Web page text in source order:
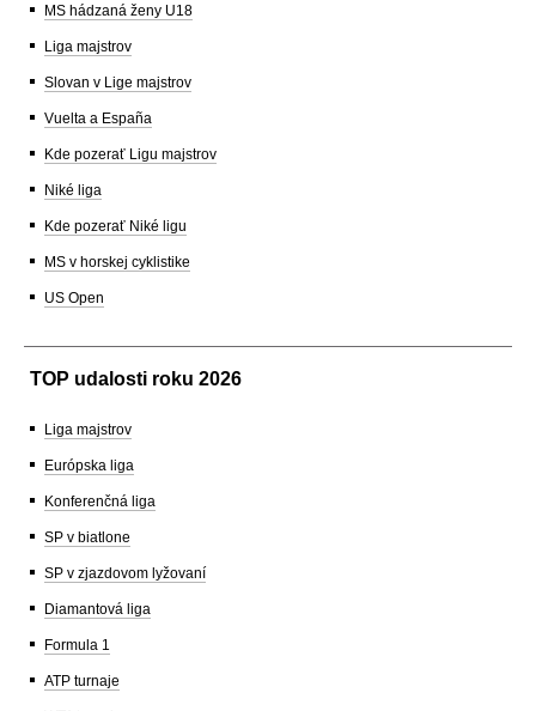
MS hádzaná ženy U18
Liga majstrov
Slovan v Lige majstrov
Vuelta a España
Kde pozerať Ligu majstrov
Niké liga
Kde pozerať Niké ligu
MS v horskej cyklistike
US Open
TOP udalosti roku 2026
Liga majstrov
Európska liga
Konferenčná liga
SP v biatlone
SP v zjazdovom lyžovaní
Diamantová liga
Formula 1
ATP turnaje